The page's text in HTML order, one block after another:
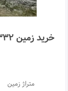
خرید زمین 332 متری در نوشهر
متراژ زمین